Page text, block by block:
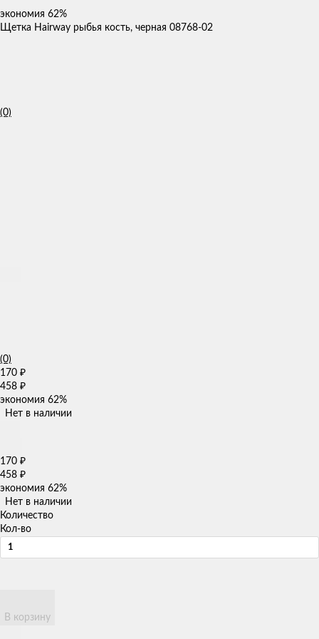
экономия 62%
Щетка Hairway рыбья кость, черная 08768-02
(0)
(0)
170 ₽
458 ₽
экономия 62%
Нет в наличии
170 ₽
458 ₽
экономия 62%
Нет в наличии
Количество
Кол-во
В корзину